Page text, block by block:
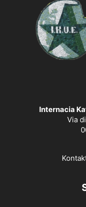
Internacia
Via